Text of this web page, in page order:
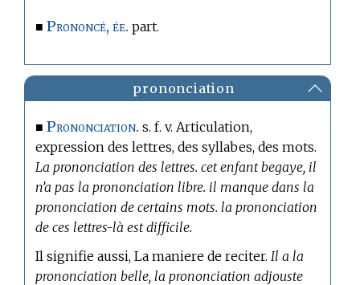
■Prononcé, ée. part.
prononciation
■Prononciation. s. f. v. Articulation,
expression des lettres, des syllabes, des mots.
La prononciation des lettres. cet enfant begaye, il
n’a pas la prononciation libre. il manque dans la
prononciation de certains mots. la prononciation
de ces lettres-là est difficile.
Il signifie aussi, La maniere de reciter. Il a la
prononciation belle, la prononciation adjouste